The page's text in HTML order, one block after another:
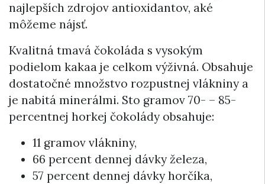
najlepších zdrojov antioxidantov, aké
môžeme nájsť.
Kvalitná tmavá čokoláda s vysokým
podielom kakaa je celkom výživná. Obsahuje
dostatočné množstvo rozpustnej vlákniny a
je nabitá minerálmi. Sto gramov 70- – 85-
percentnej horkej čokolády obsahuje:
11 gramov vlákniny,
66 percent dennej dávky železa,
57 percent dennej dávky horčíka,